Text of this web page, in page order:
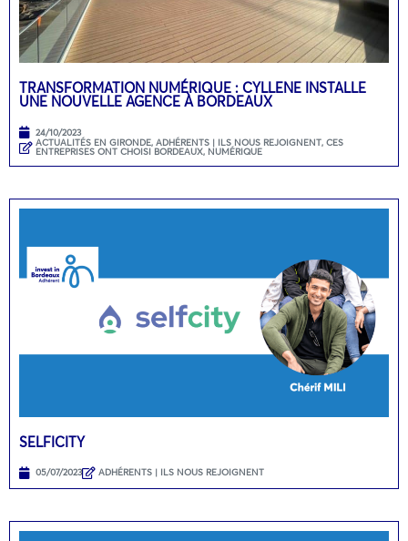
TRANSFORMATION NUMÉRIQUE : CYLLENE INSTALLE
UNE NOUVELLE AGENCE À BORDEAUX
24/10/2023
ACTUALITÉS EN GIRONDE, ADHÉRENTS | ILS NOUS REJOIGNENT, CES
ENTREPRISES ONT CHOISI BORDEAUX, NUMÉRIQUE
SELFICITY
05/07/2023 ADHÉRENTS | ILS NOUS REJOIGNENT